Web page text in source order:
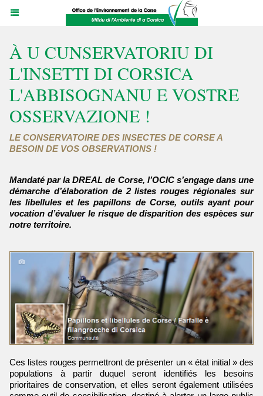
À U CUNSERVATORIU DI
L'INSETTI DI CORSICA
L'ABBISOGNANU E VOSTRE
OSSERVAZIONE !
LE CONSERVATOIRE DES INSECTES DE CORSE A
BESOIN DE VOS OBSERVATIONS !
Mandaté par la DREAL de Corse, l’OCIC s’engage dans une
démarche d’élaboration de 2 listes rouges régionales sur
les libellules et les papillons de Corse, outils ayant pour
vocation d’évaluer le risque de disparition des espèces sur
notre territoire.
Ces listes rouges permettront de présenter un « état initial » des
populations à partir duquel seront identifiés les besoins
prioritaires de conservation, et elles seront également utilisées